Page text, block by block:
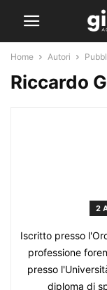
Home Autori
Riccardo
2
Iscritto presso
professione
presso
diploma di